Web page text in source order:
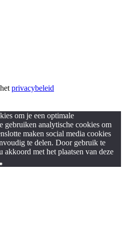
privacybeleid
om je een optimale
gebruiken analytische cookies om
maken social media cookies
te delen. Door gebruik te
akkoord met het plaatsen van deze